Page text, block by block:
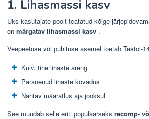
1. Lihasmassi kasv
Üks kasutajate poolt teatatud kõige
on märgatav lihasmassi kasv .
Veepeetuse või puhituse asemel toetab Testol-
Kuiv, tihe lihaste areng
Paranenud lihaste kõvadus
Nähtav määratlus aja jooksul
See muudab selle eriti populaarseks recomp-